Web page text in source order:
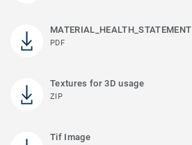
MATERIAL_HEALTH_STATEMENT
PDF
Textures for 3D usage
ZIP
Tif Image